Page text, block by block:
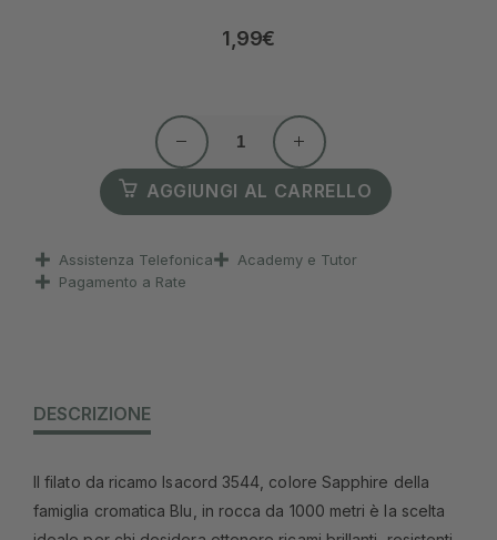
1,99€
AGGIUNGI AL CARRELLO
Assistenza Telefonica
Academy e Tutor
Pagamento a Rate
DESCRIZIONE
Il filato da ricamo Isacord 3544, colore Sapphire della
famiglia cromatica Blu, in rocca da 1000 metri è la scelta